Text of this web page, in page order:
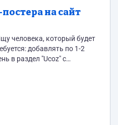
на сайт
человека, который будет
добавлять по 1-2
в раздел "Ucoz" с
2-3 дня в раздел
от количества,
Для удобства можно